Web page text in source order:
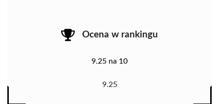
Ocena w rankingu
9.25 na 10
9.25